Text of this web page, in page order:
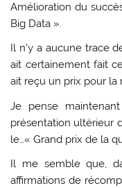
Amélioration du
Big Data ».
Il n’y a aucune trace
ait certainement fait
ait reçu un prix pour
Je pense
présentation ultérieur
le…« Grand prix de la
Il me semble que,
affirmations de